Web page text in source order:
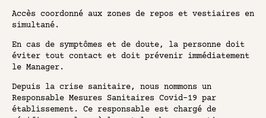
Accès coordonné aux zones de repos et vestiaires en
simultané.
En cas de symptômes et de doute, la personne doit
éviter tout contact et doit prévenir immédiatement
le Manager.
Depuis la crise sanitaire, nous nommons un
Responsable Mesures Sanitaires Covid-19 par
établissement. Ce responsable est chargé de